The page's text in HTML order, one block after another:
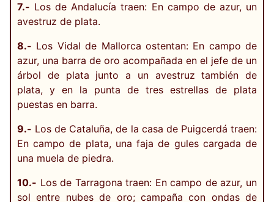
7.- Los de Andalucía traen: En campo de azur, un
avestruz de plata.
8.- Los Vidal de Mallorca ostentan: En campo de
azur, una barra de oro acompañada en el jefe de un
árbol de plata junto a un avestruz también de
plata, y en la punta de tres estrellas de plata
puestas en barra.
9.- Los de Cataluña, de la casa de Puigcerdá traen:
En campo de plata, una faja de gules cargada de
una muela de piedra.
10.- Los de Tarragona traen: En campo de azur, un
sol entre nubes de oro; campaña con ondas de